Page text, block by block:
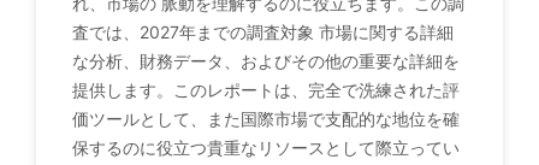
査では、2027年までの調査対象 市場に関する詳細
な分析、財務データ、およびその他の重要な詳細を
提供します。このレポートは、完全で洗練された評
価ツールとして、また国際市場で支配的な地位を確
保するのに役立つ貴重なリソースとして際立ってい